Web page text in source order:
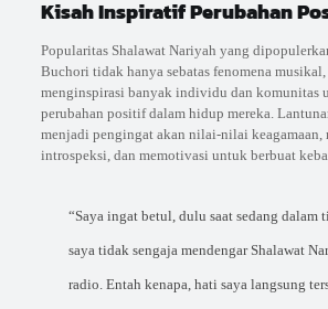
Kisah Inspiratif Perubahan
Popularitas Shalawat Nariyah yang
Buchori tidak hanya sebatas fenomena
menginspirasi banyak individu dan komunitas
perubahan positif dalam hidup mereka.
menjadi pengingat akan nilai-nilai keagamaan,
introspeksi, dan memotivasi untuk berbuat
“Saya ingat betul, dulu saat sedang dalam
saya tidak sengaja mendengar Shalawat
radio. Entah kenapa, hati saya langsung